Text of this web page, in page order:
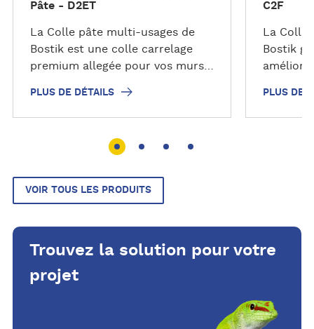
Pâte - D2ET
La Colle pâte multi-usages de
Bostik est une colle carrelage
premium allegée pour vos murs
PLUS DE DÉTAILS
C2F
La
Bostik
en
PLUS DE
VOIR TOUS LES PRODUITS
Trouvez la solution pour votre
projet